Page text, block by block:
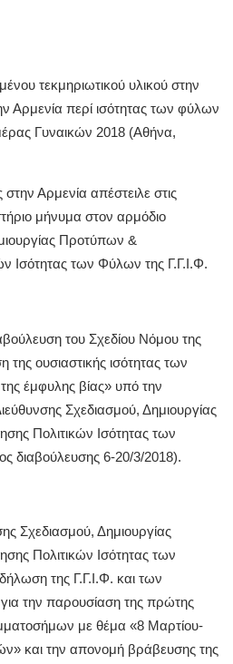
τεκμηριωτικού υλικού στην
Αρμενία περί ισότητας των φύλων
Γυναικών 2018 (Αθήνα,
Αρμενία απέστειλε στις
μήνυμα στον αρμόδιο
Προτύπων &
Ισότητας των Φύλων της Γ.Γ.Ι.Φ.
του Σχεδίου Νόμου της
ουσιαστικής ισότητας των
έμφυλης βίας» υπό την
Σχεδιασμού, Δημιουργίας
Πολιτικών Ισότητας των
διαβούλευσης 6-20/3/2018).
Σχεδιασμού, Δημιουργίας
Πολιτικών Ισότητας των
της Γ.Γ.Ι.Φ. και των
την παρουσίαση της πρώτης
με θέμα «8 Μαρτίου-
και την απονομή βράβευσης της